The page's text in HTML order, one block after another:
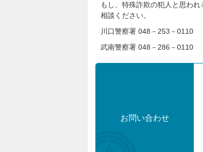
もし、特殊詐欺の犯人と思わ
相談ください。
川口警察署 048－253－0110
武南警察署 048－286－0110
お問い合わせ